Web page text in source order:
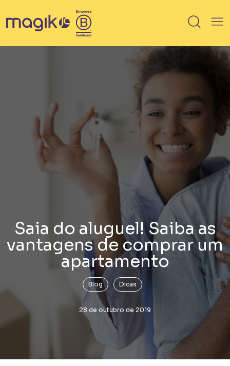
Saia do aluguel! Saiba as
vantagens de comprar um
apartamento
Blog Dicas
28 de outubro de 2019
Lançamento
Em Obra
100% vendido
Saiba mais sobre HIS / HMP
Bem Viver Praça Fortunato